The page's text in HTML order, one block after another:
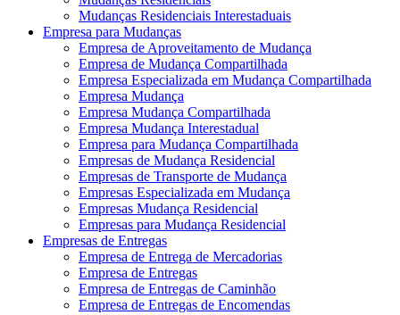
Mudanças Residenciais Interestaduais
Empresa para Mudanças
Empresa de Aproveitamento de Mudança
Empresa de Mudança Compartilhada
Empresa Especializada em Mudança Compartilhada
Empresa Mudança
Empresa Mudança Compartilhada
Empresa Mudança Interestadual
Empresa para Mudança Compartilhada
Empresas de Mudança Residencial
Empresas de Transporte de Mudança
Empresas Especializada em Mudança
Empresas Mudança Residencial
Empresas para Mudança Residencial
Empresas de Entregas
Empresa de Entrega de Mercadorias
Empresa de Entregas
Empresa de Entregas de Caminhão
Empresa de Entregas de Encomendas